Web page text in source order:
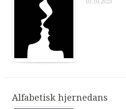
03.10.2023
Alfabetisk hjernedans